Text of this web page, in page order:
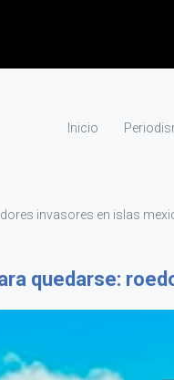
Inicio
invasores en islas
quedarse: